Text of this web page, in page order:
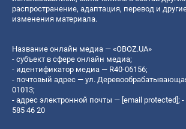
распространение, адаптация, перевод и
изменения материала.
Название онлайн медиа — «OBOZ.UA»
- субъект в сфере онлайн медиа;
- идентификатор медиа — R40-06156;
- почтовый адрес — ул.
01013;
- адрес электронной почты — [email protected];
585 46 20